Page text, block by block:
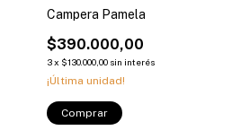
Campera Pamela
$390.000,00
3x $130.000,00 sin interés
¡Última unidad!
Comprar